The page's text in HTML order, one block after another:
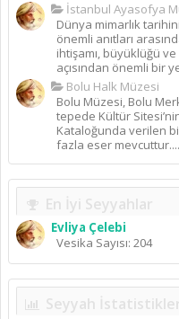
İstanbul Ayasofya
Dünya mimarlık
önemli anıtları
ihtişamı, büyüklüğü
açısından önemli bir
Bolu Halk Müzesi
Bolu Müzesi, Bolu
tepede Kültür
Kataloğunda verilen
fazla eser mevcuttur....
En İyi Seyyahlar
Evliya Çelebi
Vesika Sayısı: 204
Seyyah